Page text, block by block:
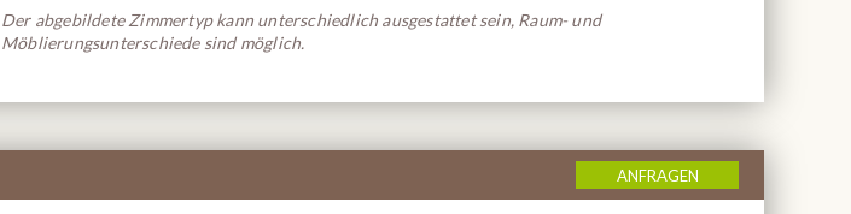
Der abgebildete Zimmertyp kann unterschiedlich ausgestattet sein, Raum- und
Möblierungsunterschiede sind möglich.
ANFRAGEN